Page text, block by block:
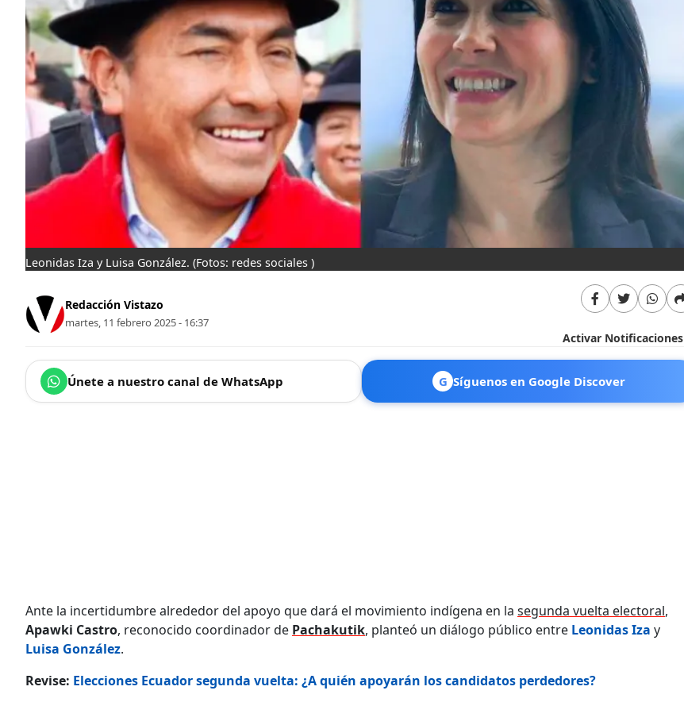
Leonidas Iza y Luisa González. (Fotos: redes sociales )
Redacción Vistazo
martes, 11 febrero 2025 - 16:37
Activar Notificaciones
Únete a nuestro canal de WhatsApp G Síguenos en Google Discover
Ante la incertidumbre alrededor del apoyo que dará el movimiento indígena en la segunda vuelta electoral,
Apawki Castro, reconocido coordinador de Pachakutik, planteó un diálogo público entre Leonidas Iza y
Luisa González.
Revise: Elecciones Ecuador segunda vuelta: ¿A quién apoyarán los candidatos perdedores?